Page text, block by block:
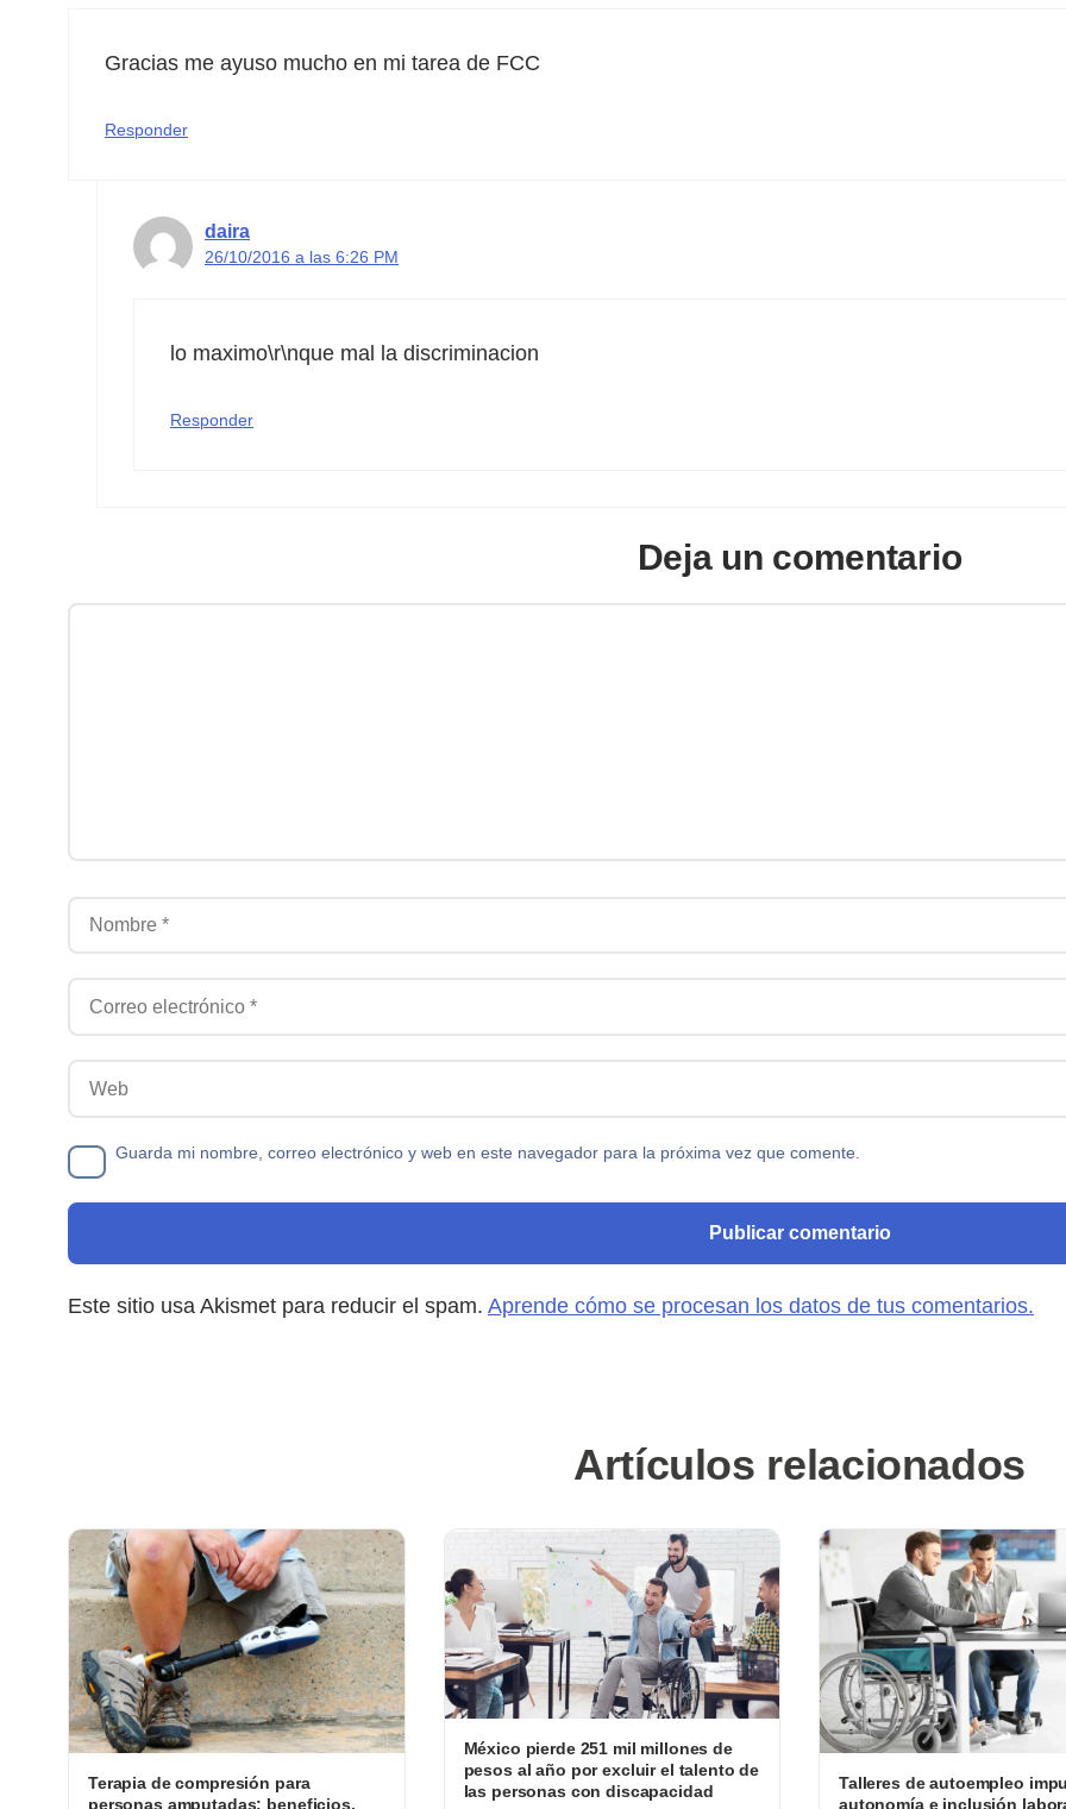
Gracias me ayuso mucho en mi tarea de FCC
Responder
daira
26/10/2016 a las 6:26 PM
lo maximo\r\nque mal la discriminacion
Responder
Deja un comentario
Guarda mi nombre, correo electrónico y web en este navegador para la próxima vez que comente.
Este sitio usa Akismet para reducir el spam. Aprende cómo se procesan los datos de tus comentarios.
Artículos relacionados
Terapia de compresión para
personas amputadas: beneficios,
México pierde 251 mil millones de
pesos al año por excluir el talento de
las personas con discapacidad
Talleres de autoempleo
autonomía e inclusión